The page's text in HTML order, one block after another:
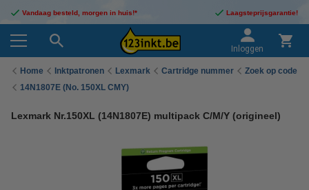
Vandaag besteld, morgen in huis!* Laagsteprijsgarantie!
Inloggen
Home Inktpatronen Lexmark Cartridge nummer
Zoek op code
14N1807E (No. 150XL CMY)
Lexmark Nr.150XL (14N1807E) multipack C/M/Y (origineel)